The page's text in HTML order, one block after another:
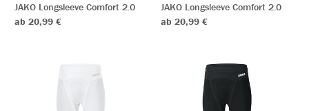
JAKO Longsleeve Comfort 2.0
ab 20,99 €
JAKO Longsleeve Comfort 2.0
ab 20,99 €